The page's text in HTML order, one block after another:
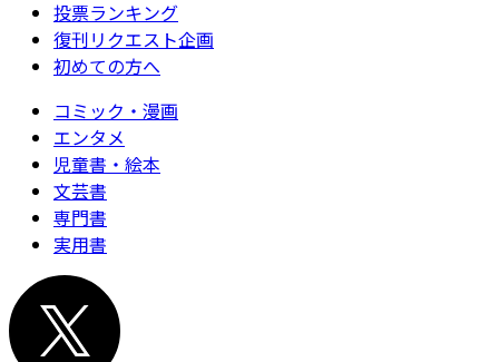
投票ランキング
復刊リクエスト企画
初めての方へ
コミック・漫画
エンタメ
児童書・絵本
文芸書
専門書
実用書